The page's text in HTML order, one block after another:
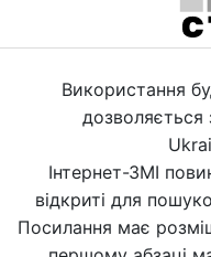
Використання
Інтернет-ЗМІ
відкриті для
Посилання має